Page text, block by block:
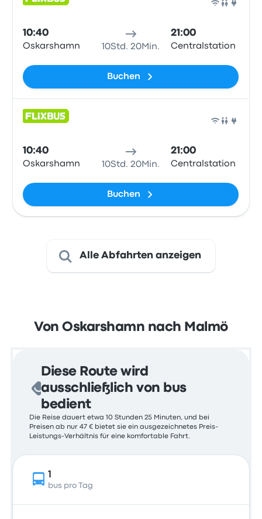
10:40
Oskarshamn 10Std. 20Min.
21:00
Centralstation
Buchen
10:40
Oskarshamn 10Std. 20Min.
21:00
Centralstation
Buchen
Alle Abfahrten anzeigen
Von Oskarshamn nach Malmö
Diese Route wird
ausschließlich von bus
bedient
Die Reise dauert etwa 10 Stunden 25 Minuten, und bei
Preisen ab nur 47 € bietet sie ein ausgezeichnetes Preis-
Leistungs-Verhältnis für eine komfortable Fahrt.
1
bus pro Tag